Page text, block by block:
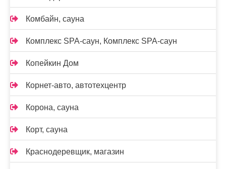
Комбайн, сауна
Комплекс SPA-саун, Комплекс SPA-саун
Копейкин Дом
Корнет-авто, автотехцентр
Корона, сауна
Корт, сауна
Краснодеревщик, магазин